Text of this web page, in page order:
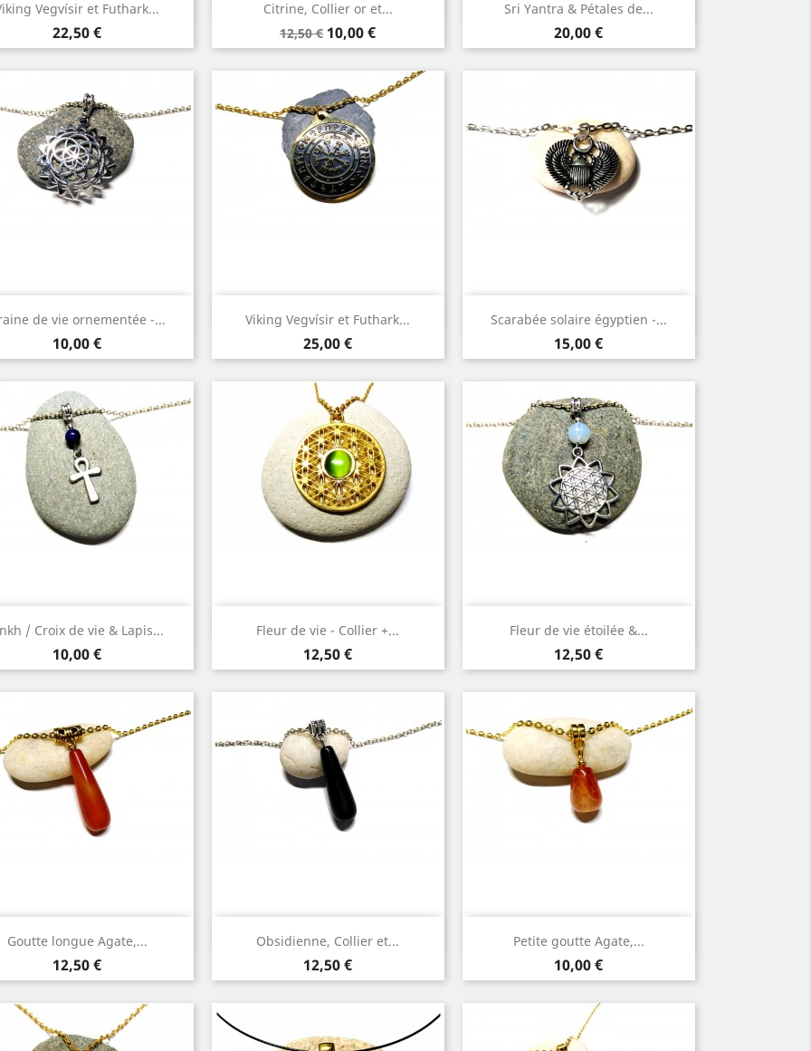
Vegvísir et Futhark...
Prix
22,50 €
Or
Citrine, Collier or et...
Prix
de
base
12,50 € Prix
10,00 €
Or
Sri Yantra & Pétales de...
Prix
20,00 €
Argent
Or
de vie ornementée -...
Prix
10,00 €
Aperçu rapide
Argent
Or
Viking Vegvísir et Futhark...
Prix
25,00 €
Aperçu rapide
Or
Scarabée solaire égyptien -...
Prix
15,00 €
Aperçu rapide
Argent
Or
/ Croix de vie & Lapis...
Prix
10,00 €
Aperçu rapide
Argent
Or
Fleur de vie - Collier +...
Prix
12,50 €
 Aperçu rapide Fleur de vie étoilée &...
Prix
12,50 €
Aperçu rapide
Argent
Or
Goutte longue Agate,...
Prix
12,50 €
Aperçu rapide
Or
Obsidienne, Collier et...
Prix
12,50 €
Aperçu rapide
Argent
Or
Petite goutte Agate,...
Prix
10,00 €
Aperçu rapide
Or